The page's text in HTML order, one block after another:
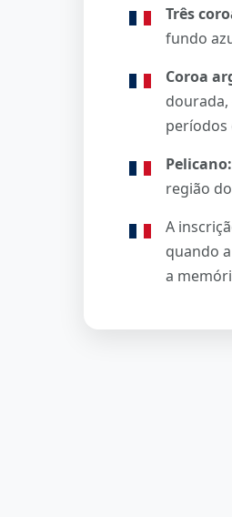
Três
fundo
Coroa
períodos
Pelicano:
região
A
quando
a